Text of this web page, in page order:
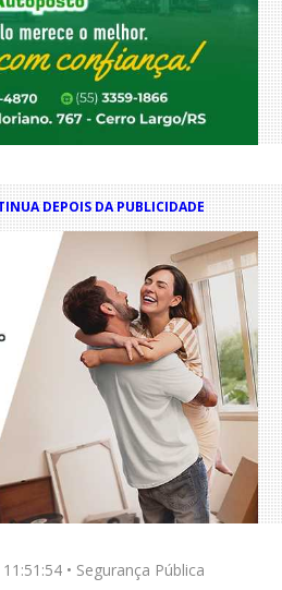
DEPOIS DA PUBLICIDADE
• Segurança Pública